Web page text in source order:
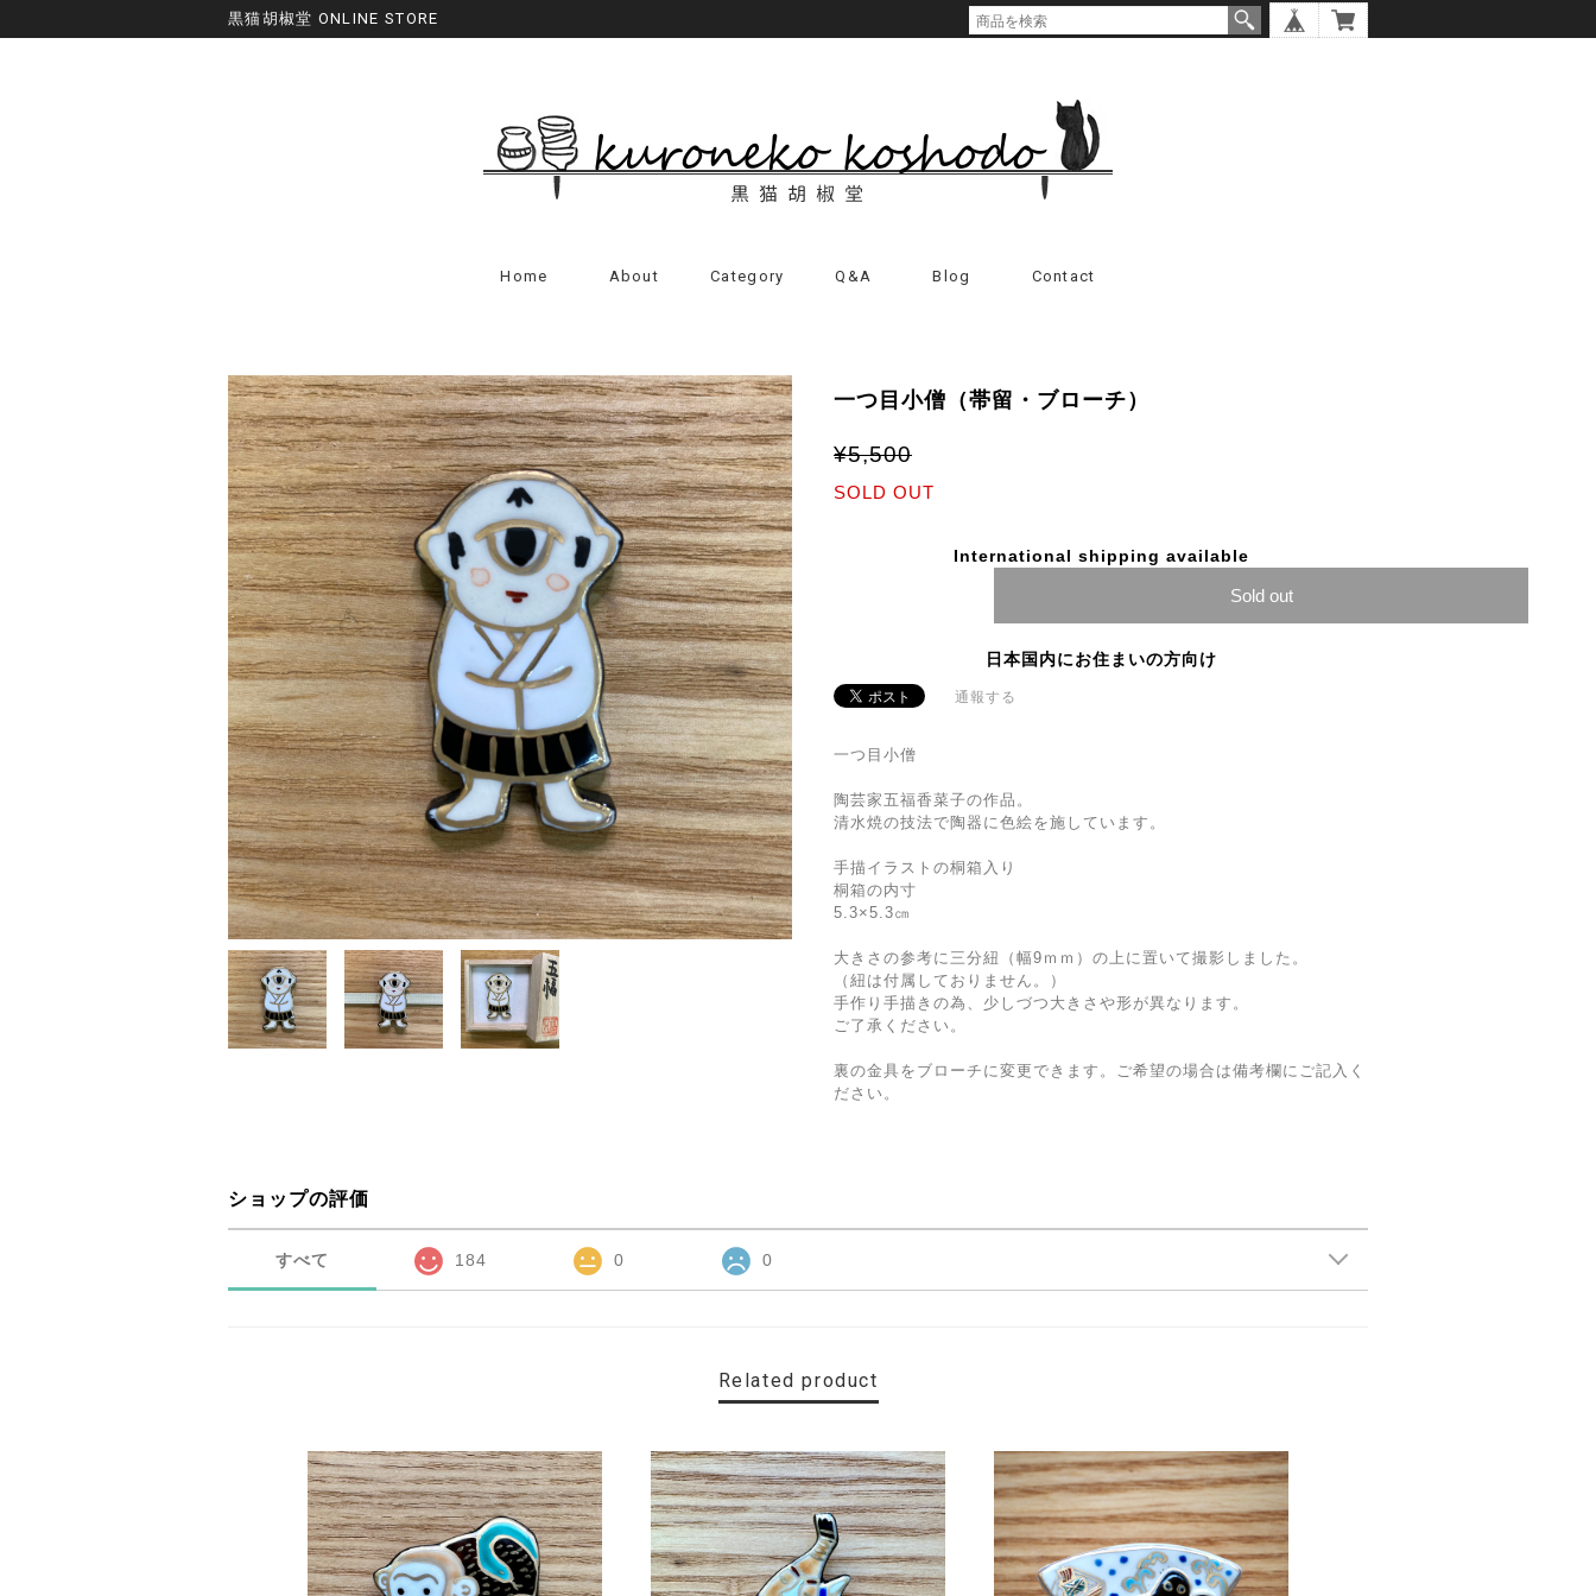
黒猫胡椒堂 ONLINE STORE
Home About Category Q&A Blog Contact
一つ目小僧（帯留・ブローチ）
¥5,500
SOLD OUT
International shipping available
Sold out
日本国内にお住まいの方向け
通報する
一つ目小僧
陶芸家五福香菜子の作品。
清水焼の技法で陶器に色絵を施しています。
手描イラストの桐箱入り
桐箱の内寸
5.3×5.3㎝
大きさの参考に三分紐（幅9ｍｍ）の上に置いて撮影しました。
（紐は付属しておりません。）
手作り手描きの為、少しづつ大きさや形が異なります。
ご了承ください。
裏の金具をブローチに変更できます。ご希望の場合は備考欄にご記入く
ださい。
ショップの評価
すべて 184 0 0
Related product